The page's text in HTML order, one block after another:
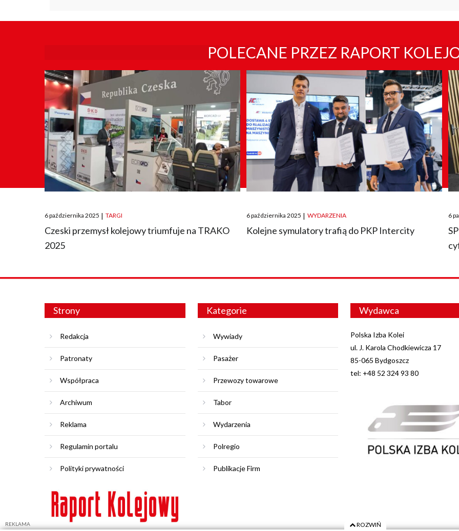
POLECANE PRZEZ RAPORT
Posted
on
6 października 2025 | TARGI
Czeski przemysł kolejowy triumfuje na TRAKO
2025
Posted
on
6 października 2025 | WYDARZENIA
Kolejne symulatory trafią do PKP Intercity
on
6
Strony
Redakcja
Patronaty
Współpraca
Archiwum
Reklama
Regulamin portalu
Polityki prywatności
Kategorie
Wywiady
Pasażer
Przewozy towarowe
Tabor
Wydarzenia
Polregio
Publikacje Firm
Wydawca
Polska Izba Kolei
ul. J. Karola Chodkiewicza 17
85-065 Bydgoszcz
tel: +48 52 324 93 80